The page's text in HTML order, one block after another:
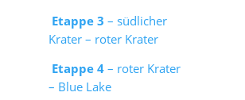
Etappe 3 – südlicher
Krater – roter Krater
Etappe 4– roter Krater
– Blue Lake